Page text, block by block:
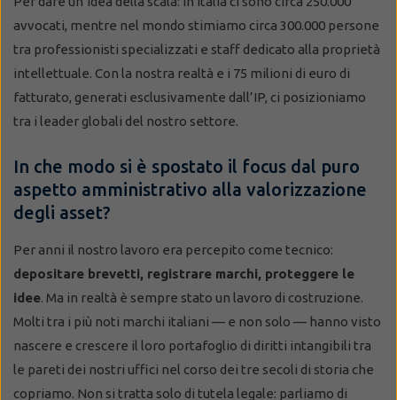
avvocati, mentre nel mondo stimiamo circa 300.000 persone
tra professionisti specializzati e staff dedicato alla proprietà
intellettuale. Con la nostra realtà e i 75 milioni di euro di
fatturato, generati esclusivamente dall’IP, ci posizioniamo
tra i leader globali del nostro settore.
In che modo si è spostato il focus dal puro
aspetto amministrativo alla valorizzazione
degli asset?
Per anni il nostro lavoro era percepito come tecnico:
depositare brevetti, registrare marchi, proteggere le
idee. Ma in realtà è sempre stato un lavoro di costruzione.
Molti tra i più noti marchi italiani — e non solo — hanno visto
nascere e crescere il loro portafoglio di diritti intangibili tra
le pareti dei nostri uffici nel corso dei tre secoli di storia che
copriamo. Non si tratta solo di tutela legale: parliamo di